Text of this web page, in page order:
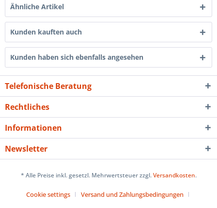
Ähnliche Artikel
Kunden kauften auch
Kunden haben sich ebenfalls angesehen
Telefonische Beratung
Rechtliches
Informationen
Newsletter
* Alle Preise inkl. gesetzl. Mehrwertsteuer zzgl.Versandkosten.
Cookie settings
Versand und Zahlungsbedingungen